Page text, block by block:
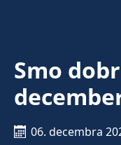
Smo
06. decembra